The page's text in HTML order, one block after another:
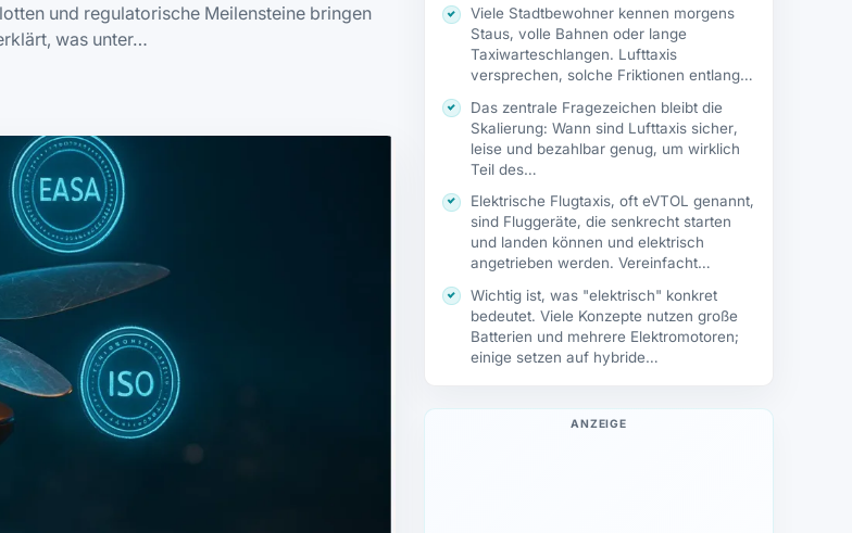
und regulatorische Meilensteine bringen
was unter…
Viele Stadtbewohner kennen morgens
Staus, volle Bahnen oder lange
Taxiwarteschlangen. Lufttaxis
versprechen, solche Friktionen entlang
Das zentrale Fragezeichen bleibt die
Skalierung: Wann sind Lufttaxis sicher,
leise und bezahlbar genug, um wirklich
Teil des…
Elektrische Flugtaxis, oft eVTOL genannt,
sind Fluggeräte, die senkrecht starten
und landen können und elektrisch
angetrieben werden. Vereinfacht…
Wichtig ist, was "elektrisch" konkret
bedeutet. Viele Konzepte nutzen große
Batterien und mehrere Elektromotoren;
einige setzen auf hybride…
ANZEIGE